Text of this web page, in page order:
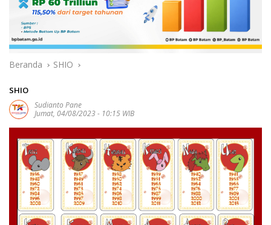
Beranda SHIO
SHIO
Sudianto Pane
Jumat, 04/08/2023 - 10:15 WIB